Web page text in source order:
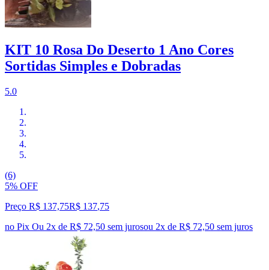
KIT 10 Rosa Do Deserto 1 Ano Cores
Sortidas Simples e Dobradas
5.0
(6)
5% OFF
Preço R$ 137,75R$ 137,75
no Pix Ou 2x de R$ 72,50 sem jurosou 2x de R$ 72,50 sem juros